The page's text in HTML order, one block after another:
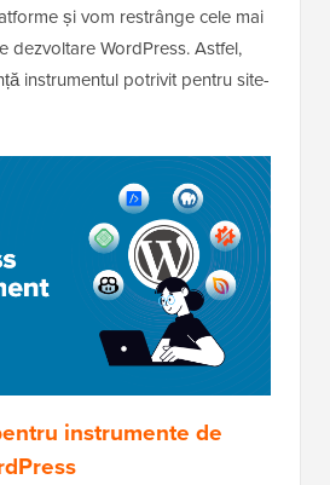
și vom restrânge cele mai
dezvoltare WordPress. Astfel,
instrumentul potrivit pentru site-
instrumente de